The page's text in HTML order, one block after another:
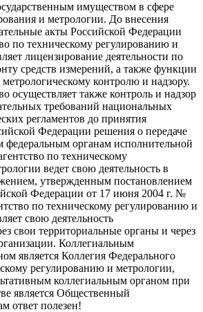
имуществом в сфере
и метрологии. До внесения
акты Российской Федерации
по техническому регулированию и
лицензирование деятельности по
средств измерений, а также функции
контролю и надзору.
осуществляет также контроль и надзор
требований национальных
регламентов до принятия
Федерации решения о передаче
федеральным органам исполнительной
по техническому
ведет свою деятельность в
утвержденным постановлением
Федерации от 17 июня 2004 г. №
по техническому регулированию и
свою деятельность
свои территориальные органы и через
Коллегиальным
является Коллегия Федерального
регулированию и метрологии,
коллегиальным органом при
является Общественный
ответ полезен!